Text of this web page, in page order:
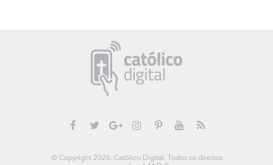
© Copyright 2026. Católico Digital. Todos os direitos